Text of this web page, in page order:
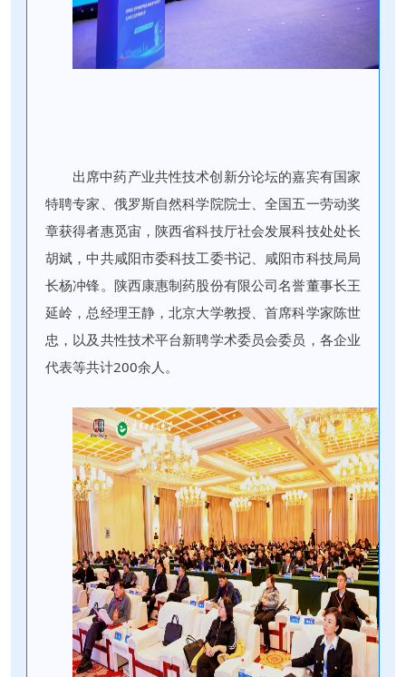
出席中药产业共性技术创新分论坛的嘉宾有国家
特聘专家、俄罗斯自然科学院院士、全国五一劳动奖
章获得者惠觅宙，陕西省科技厅社会发展科技处处长
胡斌，中共咸阳市委科技工委书记、咸阳市科技局局
长杨冲锋。陕西康惠制药股份有限公司名誉董事长王
延岭，总经理王静，北京大学教授、首席科学家陈世
忠，以及共性技术平台新聘学术委员会委员，各企业
代表等共计200余人。